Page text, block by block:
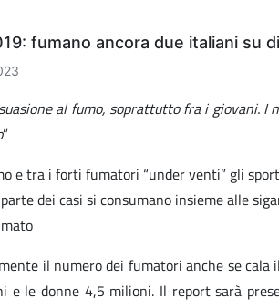
fumano ancora due italiani su
al fumo, soprattutto fra i giovani.
”
e tra i forti fumatori “under venti” gli
dei casi si consumano insieme alle
il numero dei fumatori anche se
le donne 4,5 milioni. Il report sarà